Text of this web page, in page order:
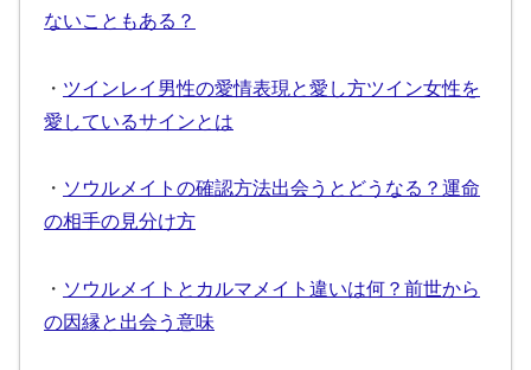
ないこともある？
・ ツインレイ男性の愛情表現と愛し方ツイン女性を
愛しているサインとは
・ ソウルメイトの確認方法出会うとどうなる？運命
の相手の見分け方
・ ソウルメイトとカルマメイト違いは何？前世から
の因縁と出会う意味